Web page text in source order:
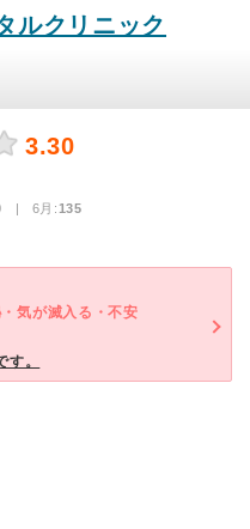
ルクリニック
3.30
| 6月:135
気が滅入る・不安
。